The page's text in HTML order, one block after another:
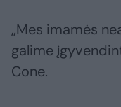
„Mes imamės
galime
Cone.